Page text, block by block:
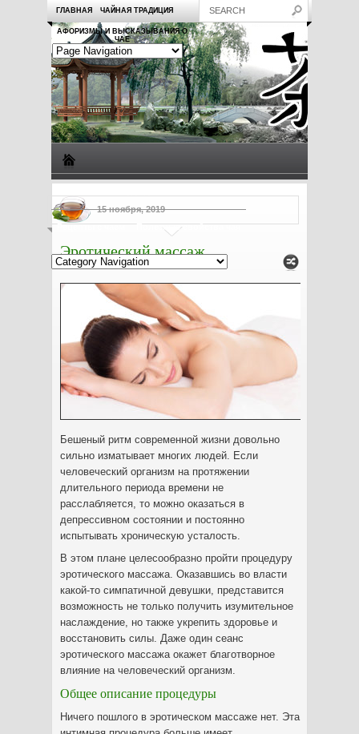
ГЛАВНАЯ ЧАЙНАЯ ТРАДИЦИЯ
АФОРИЗМЫ И ВЫСКАЗЫВАНИЯ О
ЧАЕ
Рецепты с чаем Полезные свойства чая
15 ноября, 2019
Эротический массаж
Бешеный ритм современной жизни довольно
сильно изматывает многих людей. Если
человеческий организм на протяжении
длительного периода времени не
расслабляется, то можно оказаться в
депрессивном состоянии и постоянно
испытывать хроническую усталость.
В этом плане целесообразно пройти процедуру
эротического массажа. Оказавшись во власти
какой-то симпатичной девушки, представится
возможность не только получить изумительное
наслаждение, но также укрепить здоровье и
восстановить силы. Даже один сеанс
эротического массажа окажет благотворное
влияние на человеческий организм.
Общее описание процедуры
Ничего пошлого в эротическом массаже нет. Эта